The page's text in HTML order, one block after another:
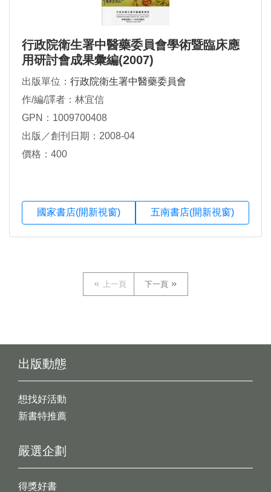
行政院衛生署中醫藥委員會學術暨臨床應
用研討會成果彙編(2007)
出版單位： 行政院衛生署中醫藥委員會
作/編/譯者：林宜信
GPN：1009700408
出版／創刊日期：2008-04
價格：400
國家書店(開新視窗) 五南書店(開新視窗)
上一頁 下一頁
出版動態
想找好活動
新書特推薦
嚴選企劃
得獎好書